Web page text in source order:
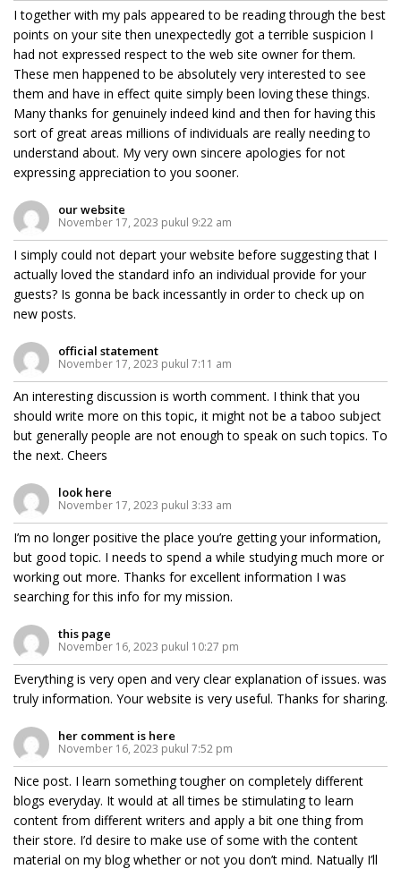
I together with my pals appeared to be reading through the best
points on your site then unexpectedly got a terrible suspicion I
had not expressed respect to the web site owner for them.
These men happened to be absolutely very interested to see
them and have in effect quite simply been loving these things.
Many thanks for genuinely indeed kind and then for having this
sort of great areas millions of individuals are really needing to
understand about. My very own sincere apologies for not
expressing appreciation to you sooner.
our website
November 17, 2023 pukul 9:22 am
I simply could not depart your website before suggesting that I
actually loved the standard info an individual provide for your
guests? Is gonna be back incessantly in order to check up on
new posts.
official statement
November 17, 2023 pukul 7:11 am
An interesting discussion is worth comment. I think that you
should write more on this topic, it might not be a taboo subject
but generally people are not enough to speak on such topics. To
the next. Cheers
look here
November 17, 2023 pukul 3:33 am
I’m no longer positive the place you’re getting your information,
but good topic. I needs to spend a while studying much more or
working out more. Thanks for excellent information I was
searching for this info for my mission.
this page
November 16, 2023 pukul 10:27 pm
Everything is very open and very clear explanation of issues. was
truly information. Your website is very useful. Thanks for sharing.
her comment is here
November 16, 2023 pukul 7:52 pm
Nice post. I learn something tougher on completely different
blogs everyday. It would at all times be stimulating to learn
content from different writers and apply a bit one thing from
their store. I’d desire to make use of some with the content
material on my blog whether or not you don’t mind. Natually I’ll